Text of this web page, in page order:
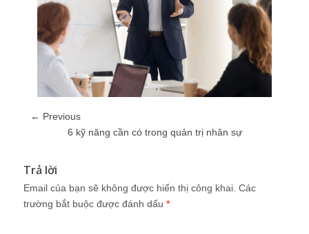
← Previous
6 kỹ năng cần có trong quản trị nhân sự
Trả lời
Email của bạn sẽ không được hiển thị công khai. Các
trường bắt buộc được đánh dấu *